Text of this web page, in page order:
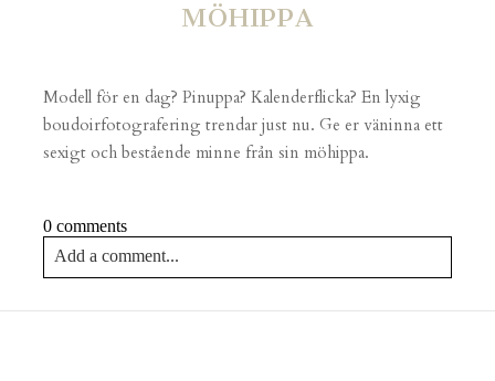
MÖHIPPA
Modell för en dag? Pinuppa? Kalenderflicka? En lyxig
boudoirfotografering trendar just nu. Ge er väninna ett
sexigt och bestående minne från sin möhippa.
0 comments
Add a comment...